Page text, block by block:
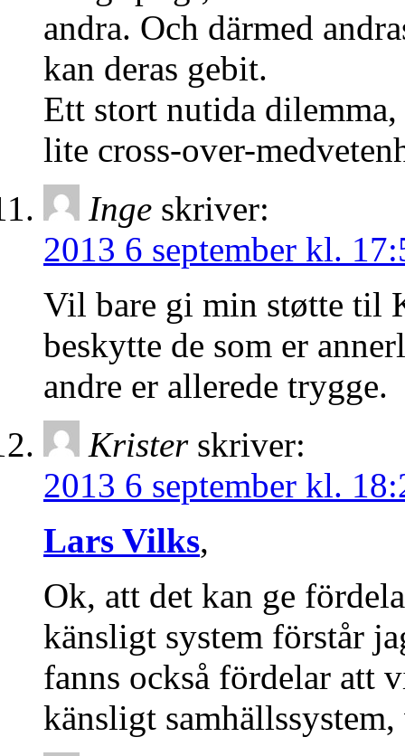
andra. Och därmed
kan deras gebit.
Ett stort nutida
lite cross-over-
Inge skriver:
2013 6 september kl.
Vil bare gi min støtte til
beskytte de som er
andre er allerede trygge.
Krister skriver:
2013 6 september kl.
Lars Vilks,
Ok, att det kan ge
känsligt system förstår
fanns också fördelar att
känsligt